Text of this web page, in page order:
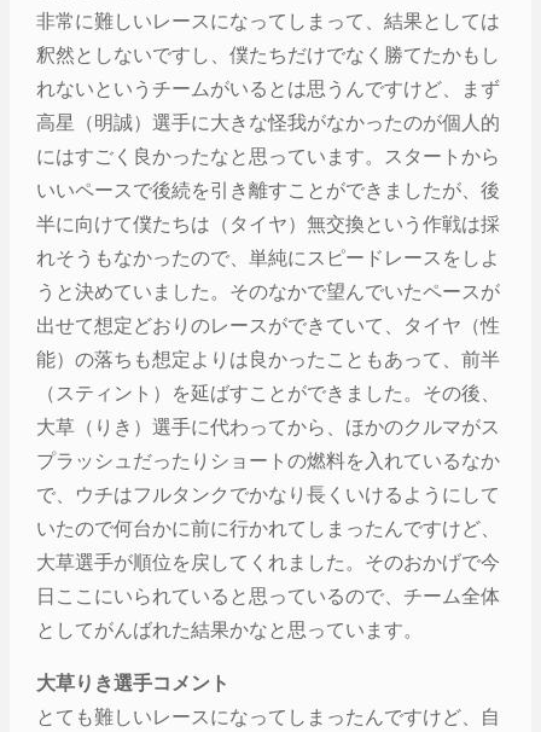
非常に難しいレースになってしまって、結果としては
釈然としないですし、僕たちだけでなく勝てたかもし
れないというチームがいるとは思うんですけど、まず
高星（明誠）選手に大きな怪我がなかったのが個人的
にはすごく良かったなと思っています。スタートから
いいペースで後続を引き離すことができましたが、後
半に向けて僕たちは（タイヤ）無交換という作戦は採
れそうもなかったので、単純にスピードレースをしよ
うと決めていました。そのなかで望んでいたペースが
出せて想定どおりのレースができていて、タイヤ（性
能）の落ちも想定よりは良かったこともあって、前半
（スティント）を延ばすことができました。その後、
大草（りき）選手に代わってから、ほかのクルマがス
プラッシュだったりショートの燃料を入れているなか
で、ウチはフルタンクでかなり長くいけるようにして
いたので何台かに前に行かれてしまったんですけど、
大草選手が順位を戻してくれました。そのおかげで今
日ここにいられていると思っているので、チーム全体
としてがんばれた結果かなと思っています。
大草りき選手コメント
とても難しいレースになってしまったんですけど、自